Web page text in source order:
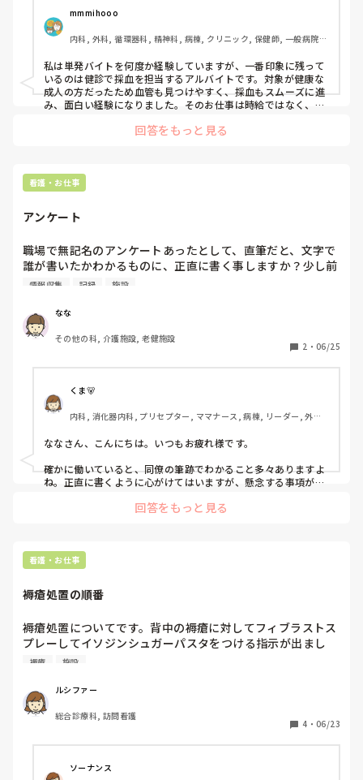
mmmihooo
内科, 外科, 循環器科, 精神科, 病棟, クリニック, 保健師, 一般病院,
私は単発バイトを何度か経験していますが、一番印象に残って
いるのは健診で採血を担当するアルバイトです。対象が健康な
成人の方だったため血管も見つけやすく、採血もスムーズに進
み、面白い経験になりました。そのお仕事は時給ではなく、日
験ができて楽しかったです。
用者さんと一緒に過ごす時間が多く、「麻雀ってできます
いて「利用者さんと麻雀をして過ごしてください」と言われて
一緒に楽しんだアルバイトもありました。
単発バイトは職場ごとに雰囲気や業務内容が異なるので、新し
回答をもっと見る
看護・お仕事
アンケート
職場で無記名のアンケートあったとして、直筆だと、文字で
誰が書いたかわかるものに、正直に書く事しますか？少し前
に渡されたアンケート用紙あるのですが、「はい」「いい
り、『思ってることそのまま書いたら、自分だと知られてし
まう』って思ってしまい、思ってる事全て書くことはできま
せんでした。
情報収集 記録 施設
なな
その他の科, 介護施設, 老健施設
2 ・ 06/25
くま🐻
内科, 消化器内科, プリセプター, ママナース, 病棟, リーダー, 外来,
ななさん、こんにちは。いつもお疲れ様です。
確かに働いていると、同僚の筆跡でわかること多々ありますよ
ね。正直に書くように心がけてはいますが、懸念する事項があ
回答をもっと見る
看護・お仕事
褥瘡処置の順番
褥瘡処置についてです。背中の褥瘡に対してフィブラストス
プレーしてイソジンシュガーパスタをつける指示が出まし
た。滲出液が多くガーゼやフィルムをしても服にしみてしま
医師から女性様ナプキンを使ってる施設もあるからやってみ
たら？と言われました。その時は返事をしましたが
順番ははて？ガーゼの上にナプキン当ててフィルム保護？そ
皆さんはどう思われますか？
明日処置します。
褥瘡 施設
ルシファー
総合診療科, 訪問看護
4 ・ 06/23
ソーナンス